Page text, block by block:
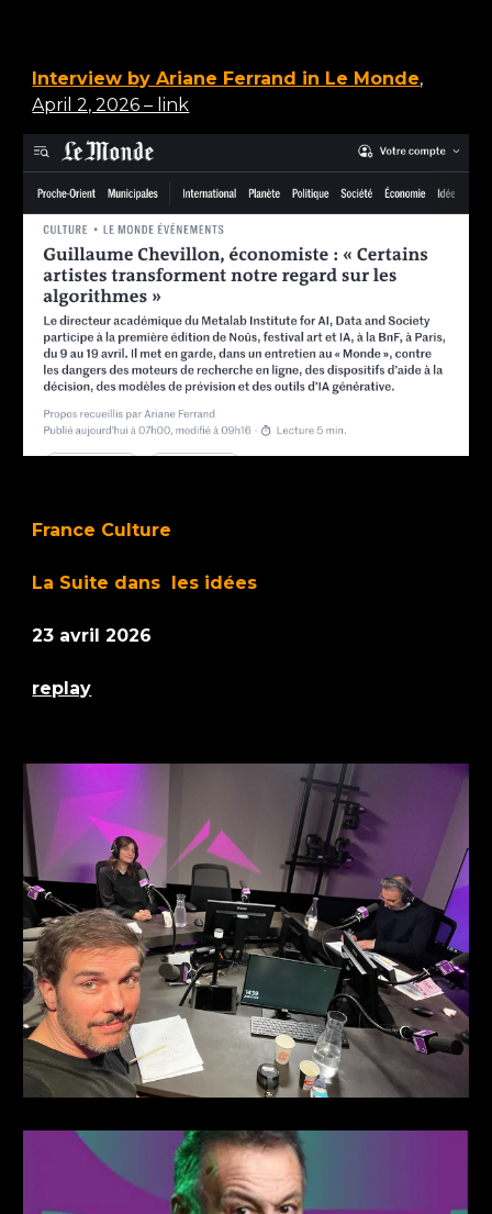
Interview by Ariane Ferrand in Le Monde,
April 2, 2026 – link
France Culture
La Suite dans les idées
23 avril 2026
replay